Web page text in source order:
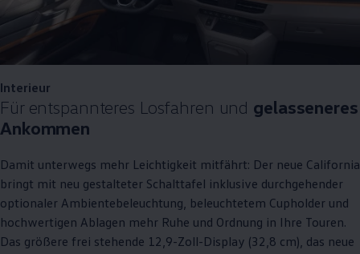
Interieur
Für entspannteres Losfahren und gelasseneres
Ankommen
Damit unterwegs mehr Leichtigkeit mitfährt: Der neue California
bringt mit neu gestalteter Schalttafel inklusive durchgehender
optionaler Ambientebeleuchtung, beleuchtetem Cupholder und
hochwertigen Ablagen mehr Ruhe und Ordnung in Ihre Touren.
Das größere frei stehende 12,9-Zoll-Display (32,8 cm), das neue